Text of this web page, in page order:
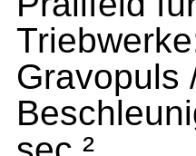
Gravopuls